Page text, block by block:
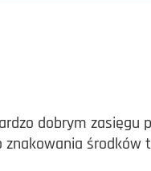
dobrym zasięgu
środków